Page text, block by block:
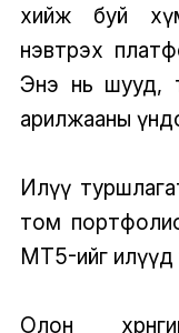
хийж буй
нэвтрэх
Энэ нь шууд,
арилжааны
Илүү
том
MT5-ийг илүүд
Олон